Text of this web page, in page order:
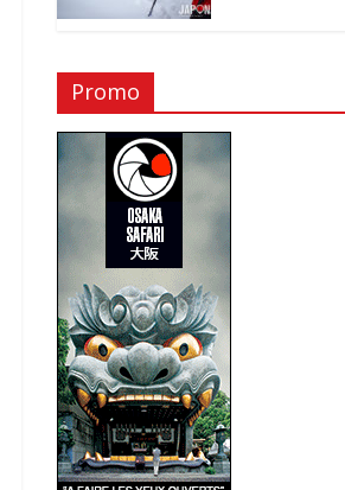
Promo